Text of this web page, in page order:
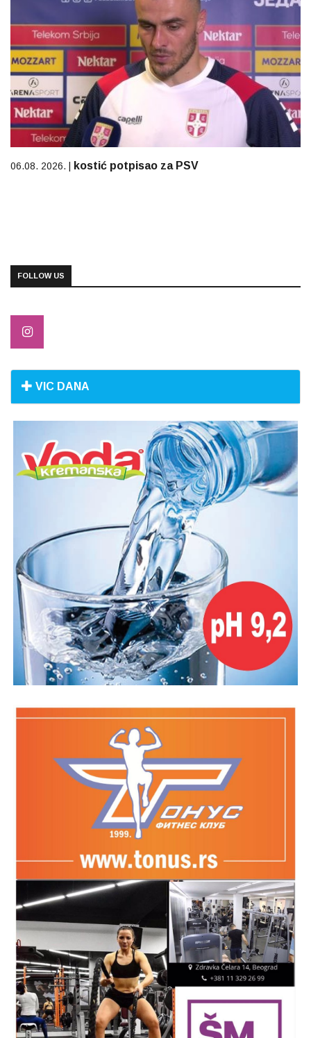
06.08. 2026. | kostić potpisao za PSV
FOLLOW US
VIC DANA